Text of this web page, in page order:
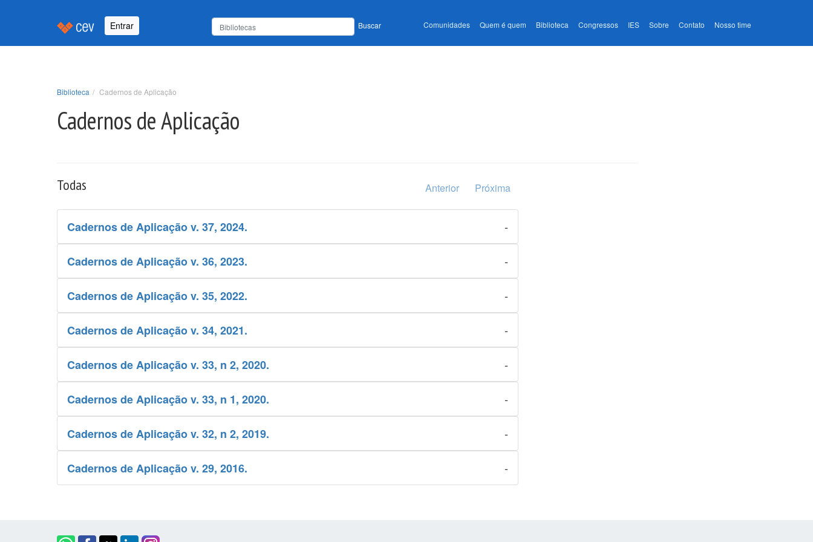
Entrar Buscar Comunidades Quem é quem Biblioteca Congressos IES Sobre Contato Nosso time
Biblioteca Cadernos de Aplicação
Cadernos de Aplicação
Todas Anterior Próxima
Cadernos de Aplicação v. 37, 2024. -
Cadernos de Aplicação v. 36, 2023. -
Cadernos de Aplicação v. 35, 2022. -
Cadernos de Aplicação v. 34, 2021. -
Cadernos de Aplicação v. 33, n 2, 2020. -
Cadernos de Aplicação v. 33, n 1, 2020. -
Cadernos de Aplicação v. 32, n 2, 2019. -
Cadernos de Aplicação v. 29, 2016. -